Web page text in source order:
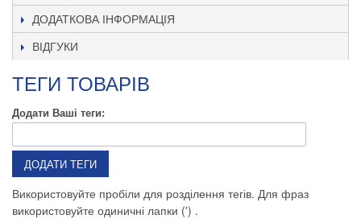
ДОДАТКОВА ІНФОРМАЦІЯ
ВІДГУКИ
ТЕГИ ТОВАРІВ
Додати Ваші теги:
ДОДАТИ ТЕГИ
Використовуйте пробіли для розділення тегів. Для фраз
використовуйте одиничні лапки (') .